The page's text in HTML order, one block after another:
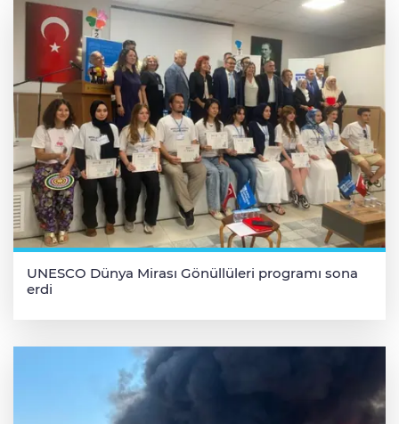
UNESCO Dünya Mirası Gönüllüleri programı sona
erdi